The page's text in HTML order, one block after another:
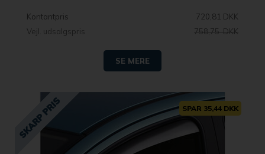
Kontantpris
720,81 DKK
Vejl. udsalgspris
758,75 DKK
SE MERE
SPAR 35,44 DKK